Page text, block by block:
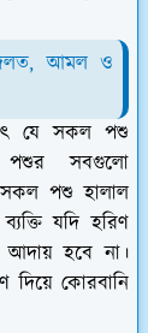
আমল ও
যে সকল পশু
পশুর সবগুলো
পশু হালাল
যদি হরিণ
আদায় হবে না।
দিয়ে কোরবানি